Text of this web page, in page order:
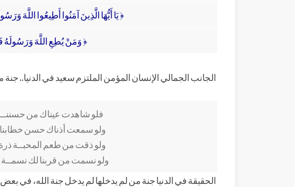
﴿ يَا أَيُّهَا الَّذِينَ آمَنُوا أَطِيعُوا اللَّهَ
﴿ وَمَنْ يُطِعِ اللَّهَ وَرَسُولَهُ
الجانب الجمالي الإنسان المؤمن الملتزم سعيد في الدنيا..
فلو شاهدت عيناك من
ولو سمعت أذناك حسن
ولو ذقت من طعم المحبــة
ولو نسمت من قربنا لك نسمــة
الحقيقة في الدنيا جنة من لم يدخلها لم يدخل جنة الله، في بعض